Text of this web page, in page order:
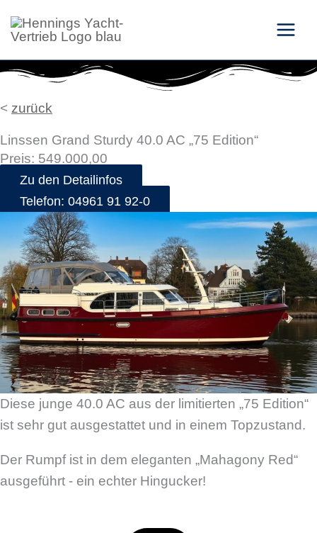
Inhalt
< zurück
Linssen Grand Sturdy 40.0 AC „75 Edition“
Preis: 549.000,00
Zu den Detailinfos
Telefon: 04961 91 92-0
Diese junge 40.0 AC aus der limitierten „75 Edition“
ist sehr gut ausgestattet und in einem Topzustand.
Der Rumpf ist in dem eleganten „Mahagony Red“
ausgeführt - ein echter Hingucker!